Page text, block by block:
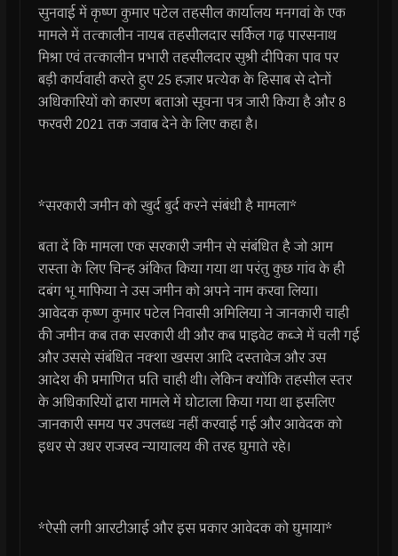
सुनवाई में कृष्ण कुमार पटेल तहसील कार्यालय मनगवां के एक
मामले में तत्कालीन नायब तहसीलदार सर्किल गढ़ पारसनाथ
मिश्रा एवं तत्कालीन प्रभारी तहसीलदार सुश्री दीपिका पाव पर
बड़ी कार्यवाही करते हुए 25 हज़ार प्रत्येक के हिसाब से दोनों
अधिकारियों को कारण बताओ सूचना पत्र जारी किया है और 8
फरवरी 2021 तक जवाब देने के लिए कहा है।
*सरकारी जमीन को खुर्द बुर्द करने संबंधी है मामला*
बता दें कि मामला एक सरकारी जमीन से संबंधित है जो आम
रास्ता के लिए चिन्ह अंकित किया गया था परंतु कुछ गांव के ही
दबंग भू माफिया ने उस जमीन को अपने नाम करवा लिया।
आवेदक कृष्ण कुमार पटेल निवासी अमिलिया ने जानकारी चाही
की जमीन कब तक सरकारी थी और कब प्राइवेट कब्जे में चली गई
और उससे संबंधित नक्शा खसरा आदि दस्तावेज और उस
आदेश की प्रमाणित प्रति चाही थी। लेकिन क्योंकि तहसील स्तर
के अधिकारियों द्वारा मामले में घोटाला किया गया था इसलिए
जानकारी समय पर उपलब्ध नहीं करवाई गई और आवेदक को
इधर से उधर राजस्व न्यायालय की तरह घुमाते रहे।
*ऐसी लगी आरटीआई और इस प्रकार आवेदक को घुमाया*